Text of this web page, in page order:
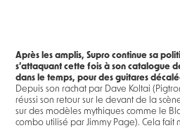
Après les amplis, Supro continue sa
s’attaquant cette fois à son catalogue
dans le temps, pour des guitares
Depuis son rachat par Dave Koltai
réussi son retour sur le devant de la
sur des modèles mythiques comme le
combo utilisé par Jimmy Page). Cela fait